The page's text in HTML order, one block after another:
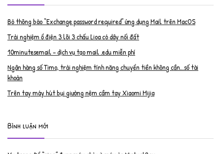
Bỏ thông báo “Exchange password required” ứng dụng Mail trên MacOS
Trải nghiệm ổ điện 3 lõi 3 chấu Lioa có dây nối đất
10minutesemail – dịch vụ tạo mail .edu miễn phí
Ngân hàng số Timo, trải nghiệm tính năng chuyển tiền không cần…số tài
khoản
Trên tay máy hút bụi giường nệm cầm tay Xiaomi Mijia
Bình luận mới